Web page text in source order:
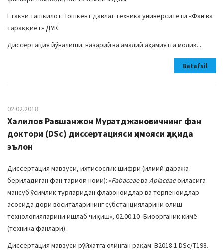
Етакчи ташкилот: Тошкент давлат техника университети «Фан ва
тараққиёт» ДУК.
Диссертация йўналиши: назарий ва амалий аҳамиятга молик...
Batafsil
02.02.2018
Халилов Равшанжон Муратджановичнинг фан
доктори (DSc) диссертацияси ҳимояси ҳақида
эълон
Диссертация мавзуси, ихтисослик шифри (илмий даража
бериладиган фан тармоғи номи): «Fabaceaeва Apiaceaeоиласига
мансуб ўсимлик турларидан флавоноидлар ва терпеноидлар
асосида дори воситаларининг субстанцияларини олиш
технологияларини ишлаб чиқиш», 02.00.10–Биоорганик кимё
(техника фанлари).
Диссертация мавзуси рўйхатга олинган рақам: В2018.1.DSc/T198.